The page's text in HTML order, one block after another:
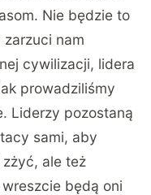
Nie będzie to
nam
cywilizacji, lidera
prowadziliśmy
Liderzy pozostaną
sami, aby
zżyć, ale też
będą oni